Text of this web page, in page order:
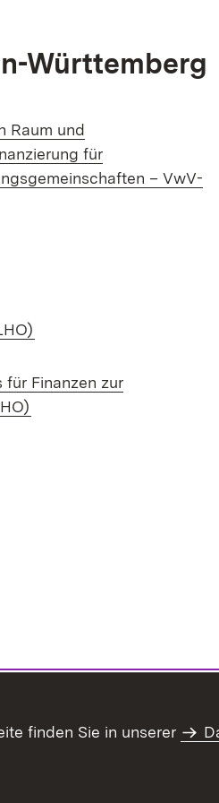
Württemberg
Raum und
für
– VwV-
Finanzen zur
finden Sie in unserer